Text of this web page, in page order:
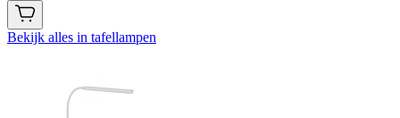
Bekijk alles in tafellampen